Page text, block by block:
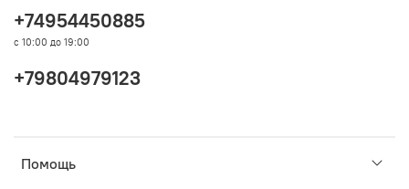
Помощь
+74954450885
с 10:00 до 19:00
+79804979123